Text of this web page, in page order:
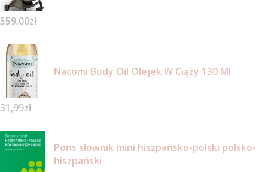
559,00zł
Nacomi Body Oil Olejek W Ciąży 130 Ml
31,99zł
Pons słownik mini hiszpańsko-polski polsko-
hiszpański